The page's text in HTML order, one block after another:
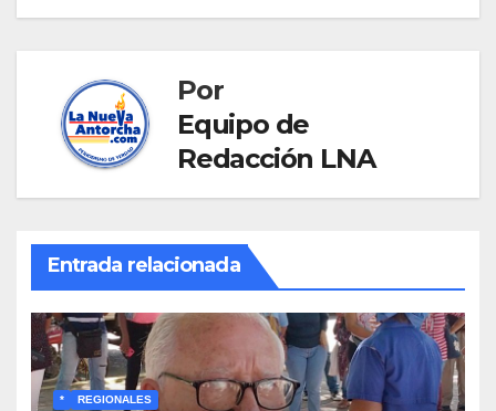
Por
Equipo de
Redacción LNA
Entrada relacionada
* REGIONALES